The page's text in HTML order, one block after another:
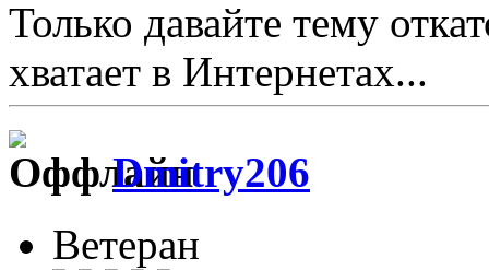
Только давайте тему
хватает в Интернетах...
Dmitry206
Ветеран